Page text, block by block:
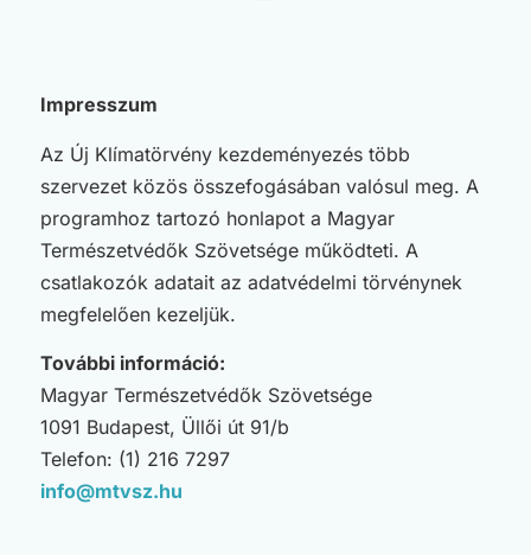
Impresszum
Az Új Klímatörvény kezdeményezés több
szervezet közös összefogásában valósul meg. A
programhoz tartozó honlapot a Magyar
Természetvédők Szövetsége működteti. A
csatlakozók adatait az adatvédelmi törvénynek
megfelelően kezeljük.
További információ:
Magyar Természetvédők Szövetsége
1091 Budapest, Üllői út 91/b
Telefon: (1) 216 7297
info@mtvsz.hu